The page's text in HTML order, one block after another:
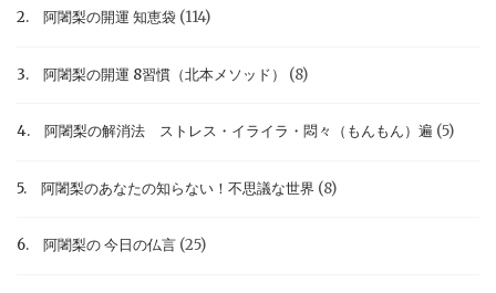
2. 阿闍梨の開運 知恵袋 (114)
3. 阿闍梨の開運 8習慣（北本メソッド） (8)
4. 阿闍梨の解消法 ストレス・イライラ・悶々（もんもん）遍 (5)
5. 阿闍梨のあなたの知らない！不思議な世界 (8)
6. 阿闍梨の 今日の仏言 (25)